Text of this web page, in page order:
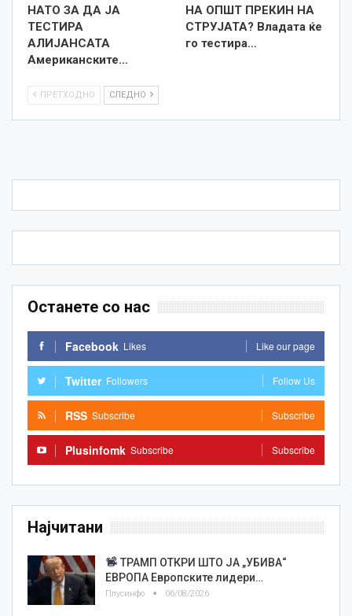
НАТО ЗА ДА ЈА
ТЕСТИРА
АЛИЈАНСАТА
Американските…
НА ОПШТ ПРЕКИН НА
СТРУЈАТА? Владата ќе
го тестира…
ПРЕТХОДНО СЛЕДНО
Останете со нас
Facebook Likes Like our page
Twitter Followers Follow Us
RSS Subscribe Subscribe
Plusinfomk Subscribe Subscribe
Најчитани
ТРАМП ОТКРИ ШТО ЈА „УБИВА“
ЕВРОПА Европските лидери…
Плусинфо 06/08/2026